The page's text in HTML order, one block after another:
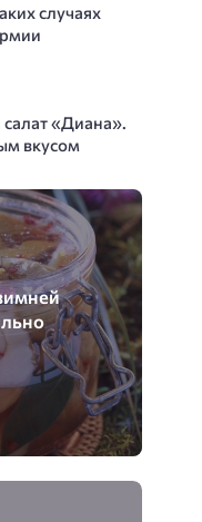
случаях
«Диана».
вкусом